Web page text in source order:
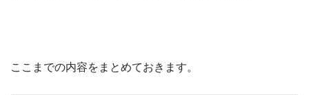
ここまでの内容をまとめておきます。